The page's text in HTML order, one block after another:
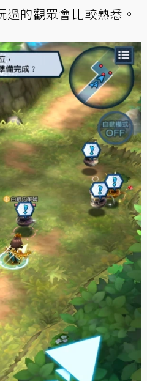
的觀眾會比較熟悉。